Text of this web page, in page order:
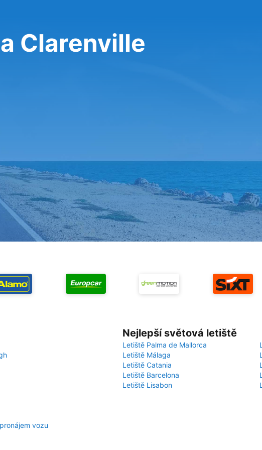
Clarenville
Nejlepší světová letiště
Letiště Palma de Mallorca
Letiště Málaga
Letiště Catania
Letiště Barcelona
Letiště Lisabon
vozu